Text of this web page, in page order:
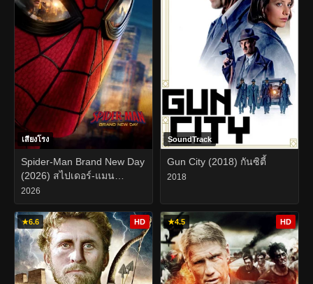
เสียงโรง
Spider-Man Brand New Day
(2026) สไปเดอร์-แมน
แบรนด์ นิว เดย์
2026
SoundTrack
Gun City (2018) กันซิตี้
2018
★6.6 HD ★4.5 HD